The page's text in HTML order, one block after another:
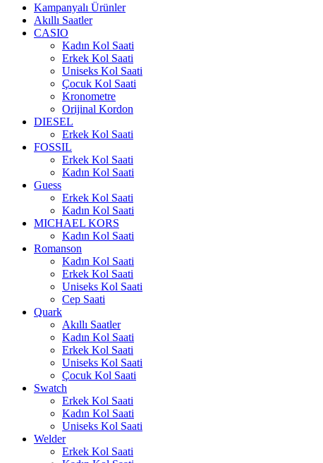
Kampanyalı Ürünler
Akıllı Saatler
CASIO
Kadın Kol Saati
Erkek Kol Saati
Uniseks Kol Saati
Çocuk Kol Saati
Kronometre
Orijinal Kordon
DIESEL
Erkek Kol Saati
FOSSIL
Erkek Kol Saati
Kadın Kol Saati
Guess
Erkek Kol Saati
Kadın Kol Saati
MICHAEL KORS
Kadın Kol Saati
Romanson
Kadın Kol Saati
Erkek Kol Saati
Uniseks Kol Saati
Cep Saati
Quark
Akıllı Saatler
Kadın Kol Saati
Erkek Kol Saati
Uniseks Kol Saati
Çocuk Kol Saati
Swatch
Erkek Kol Saati
Kadın Kol Saati
Uniseks Kol Saati
Welder
Erkek Kol Saati